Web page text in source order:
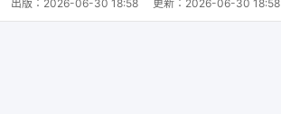
出版： 2026-06-30 18:58 更新： 2026-06-30 18:58